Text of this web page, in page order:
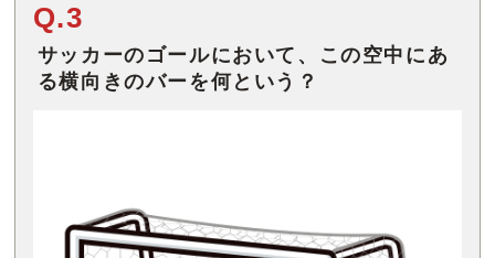
Q.3
サッカーのゴールにおいて、この空中にあ
る横向きのバーを何という？